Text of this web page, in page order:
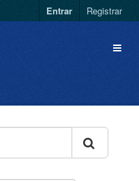
Entrar Registrar